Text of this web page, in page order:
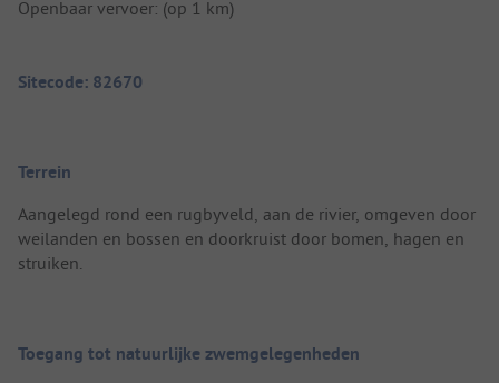
Openbaar vervoer: (op 1 km)
Sitecode: 82670
Terrein
Aangelegd rond een rugbyveld, aan de rivier, omgeven door
weilanden en bossen en doorkruist door bomen, hagen en
struiken.
Toegang tot natuurlijke zwemgelegenheden